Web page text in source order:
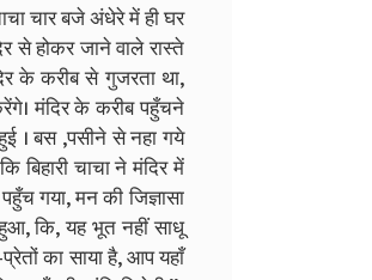
चार बजे अंधेरे में ही घर
से होकर जाने वाले रास्ते
के करीब से गुजरता था,
मंदिर के करीब पहुँचने
। बस ,पसीने से नहा गये
चाचा ने मंदिर में
गया, मन की जिज्ञासा
कि, यह भूत नहीं साधू
का साया है, आप यहाँ